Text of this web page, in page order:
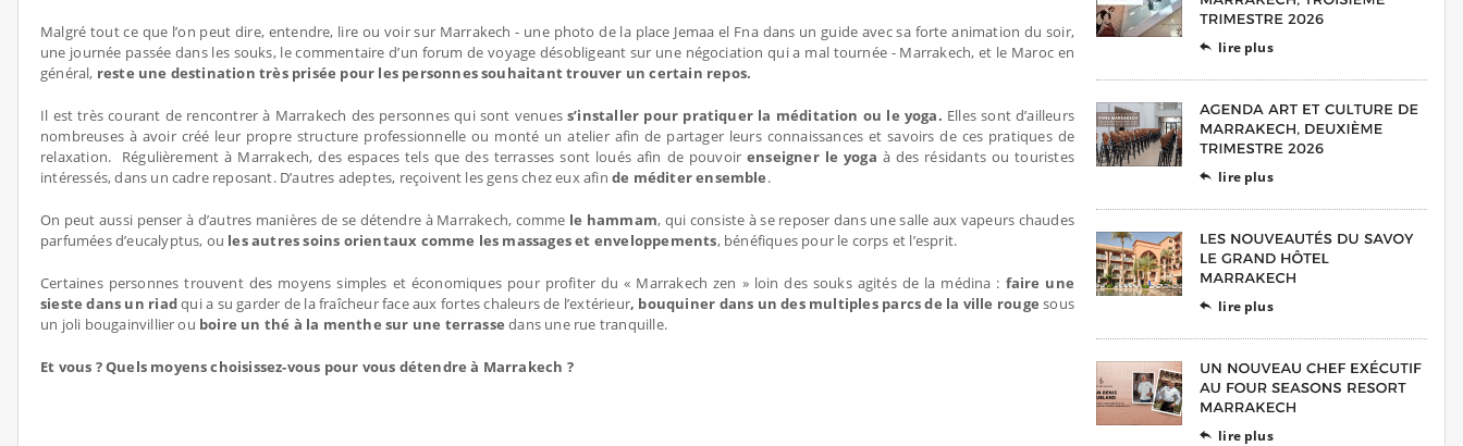
Malgré tout ce que l’on peut dire, entendre, lire ou voir sur Marrakech - une photo de la place Jemaa el Fna dans un guide avec sa forte animation du soir,
une journée passée dans les souks, le commentaire d’un forum de voyage désobligeant sur une négociation qui a mal tournée - Marrakech, et le Maroc en
général, reste une destination très prisée pour les personnes souhaitant trouver un certain repos.
Il est très courant de rencontrer à Marrakech des personnes qui sont venuess’installer pour pratiquer la méditation ou le yoga. Elles sont d’ailleurs
nombreuses à avoir créé leur propre structure professionnelle ou monté un atelier afin de partager leurs connaissances et savoirs de ces pratiques de
relaxation. Régulièrement à Marrakech, des espaces tels que des terrasses sont loués afin de pouvoirenseigner le yoga à des résidants ou touristes
intéressés, dans un cadre reposant. D’autres adeptes, reçoivent les gens chez eux afin de méditer ensemble.
On peut aussi penser à d’autres manières de se détendre à Marrakech, comme le hammam, qui consiste à se reposer dans une salle aux vapeurs chaudes
parfumées d’eucalyptus, ou les autres soins orientaux comme les massages et enveloppements, bénéfiques pour le corps et l’esprit.
Certaines personnes trouvent des moyens simples et économiques pour profiter du « Marrakech zen » loin des souks agités de la médina : faire une
sieste dans un riadqui a su garder de la fraîcheur face aux fortes chaleurs de l’extérieur, bouquiner dans un des multiples parcs de la ville rouge sous
un joli bougainvillier ou boire un thé à la menthe sur une terrasse dans une rue tranquille.
Et vous ? Quels moyens choisissez-vous pour vous détendre à Marrakech ?
 lire plus
 lire plus
 lire plus
 lire plus